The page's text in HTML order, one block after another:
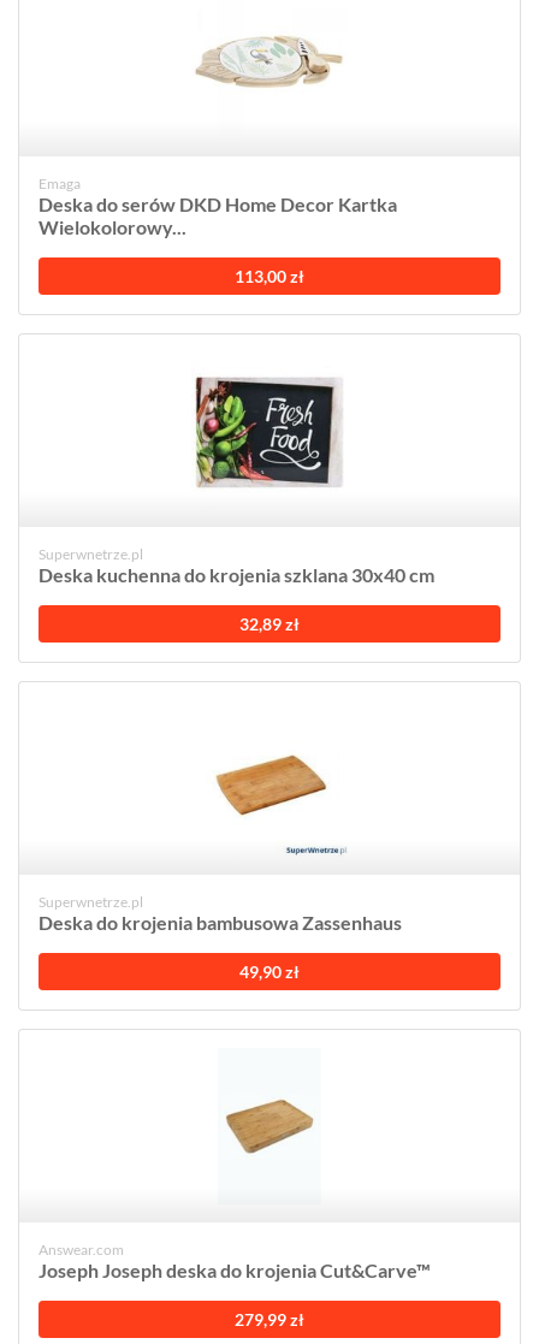
Emaga
Deska do serów DKD Home Decor Kartka
Wielokolorowy...
113,00 zł
Superwnetrze.pl
Deska kuchenna do krojenia szklana 30x40 cm
32,89 zł
Superwnetrze.pl
Deska do krojenia bambusowa Zassenhaus
49,90 zł
Answear.com
Joseph Joseph deska do krojenia Cut&Carve™
279,99 zł